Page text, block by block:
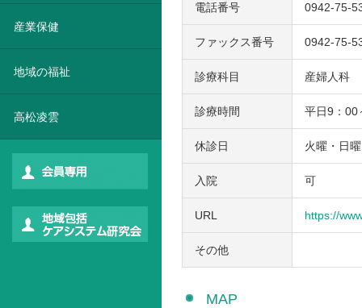
電話番号 0942-75-
ファックス番号 0942-75-
診療科目 産婦人科
診療時間 平日9：
休診日 火曜・日
入院 可
URL https://
その他
MAP
産業保健
地域の福祉
高松凌雲